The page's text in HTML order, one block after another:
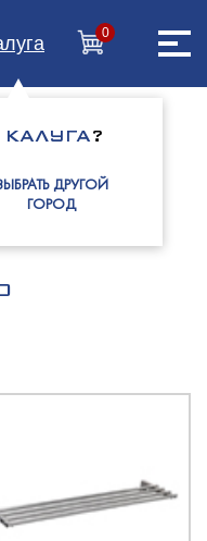
КАЛУГА?
ДРУГОЙ
ГОРОД
0
>Линии